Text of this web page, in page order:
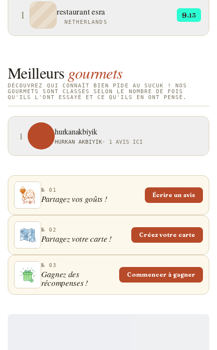
1 restaurant esra
NETHERLANDS
9.13
Meilleurs gourmets
DÉCOUVREZ QUI CONNAÎT BIEN PIDE AU SUCUK ! NOS
GOURMETS SONT CLASSÉS SELON LE NOMBRE DE FOIS
QU'ILS L'ONT ESSAYÉ ET CE QU'ILS EN ONT PENSÉ.
1 hurkanakbiyik
HURKAN AKBIYIK · 1 AVIS ICI
№ 01
Partagez vos goûts ! Écrire un avis
№ 02
Partagez votre carte ! Créez votre carte
№ 03
Gagnez des
récompenses !
Commencer à gagner